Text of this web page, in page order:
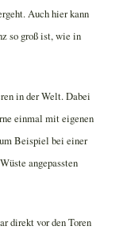
Auch hier kann
so groß ist, wie in
in der Welt. Dabei
einmal mit eigenen
Beispiel bei einer
angepassten
direkt vor den Toren